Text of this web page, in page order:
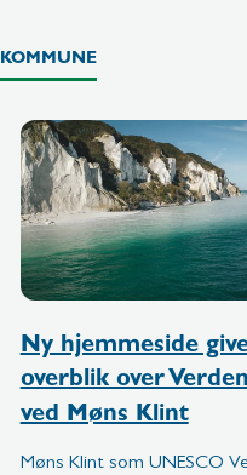
Ny hjemmeside
overblik over
ved Møns Klint
Møns Klint som UNESCO